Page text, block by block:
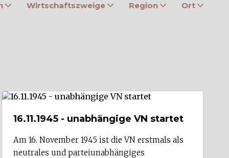
Wirtschaftszweige Region Ort
16.11.1945 - unabhängige VN startet
Am 16. November 1945 ist die VN erstmals als
neutrales und parteiunabhängiges